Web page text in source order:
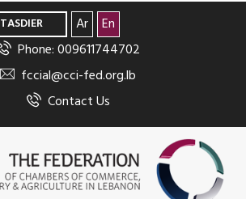
TASDIER Ar
En
Phone: 009611744702
fccial@cci-fed.org.lb
Contact Us